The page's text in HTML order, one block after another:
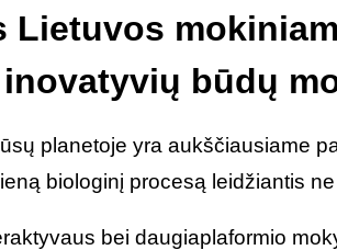
būdų
planetoje yra aukščiausiame
biologinį procesą leidžiantis
bei daugiaplaformio